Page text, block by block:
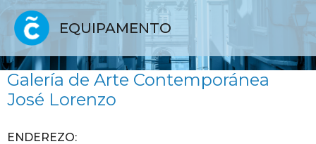
EQUIPAMENTO
Galería de Arte Contemporánea
José Lorenzo
ENDEREZO: